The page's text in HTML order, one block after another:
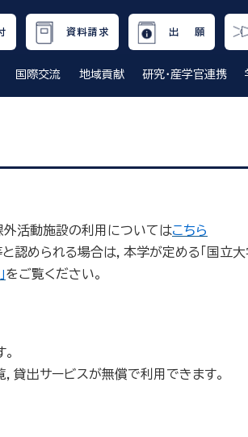
資料請求 出 願
国際交流 地域貢献 研究・産学官連携
外活動施設の利用についてはこちら
認められる場合は，本学が定める「国立
をご覧ください。
貸出サービスが無償で利用できます。